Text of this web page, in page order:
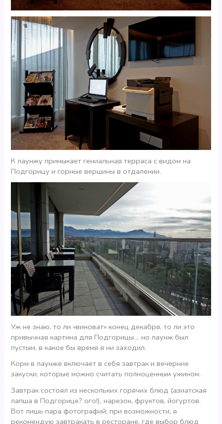
К лаунжу примыкает гениальная терраса с видом на
Подгорицу и горные вершины в отдалении.
Уж не знаю, то ли «виноват» конец декабря, то ли это
привычная картина для Подгорицы… но лаунж был
пустым, в какое бы время я ни заходил.
Корм в лаунже включает в себя завтрак и вечерние
закуски, которые можно считать полноценным ужином.
Завтрак состоял из нескольких горячих блюд (азиатская
лапша в Подгорице? ого!), нарезок, фруктов, йогуртов.
Вот лишь пара фотографий; при возможности, я
рекомендую завтракать в ресторане, где выбор блюд